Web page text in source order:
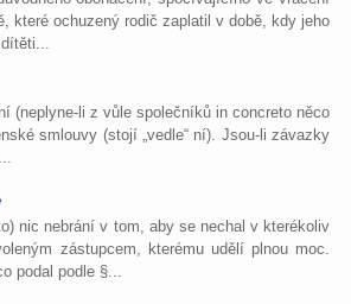
které ochuzený rodič zaplatil v době, kdy jeho
(neplyne-li z vůle společníků in concreto něco
smlouvy (stojí „vedle“ ní). Jsou-li závazky
nic nebrání v tom, aby se nechal v kterékoliv
zástupcem, kterému udělí plnou moc.
podal podle §...